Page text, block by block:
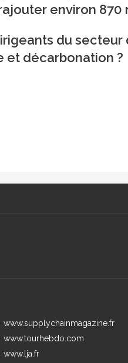
environ 870
du
et décarbonation ?
www.supplychainmagazine.fr
www.tourhebdo.com
www.lja.fr